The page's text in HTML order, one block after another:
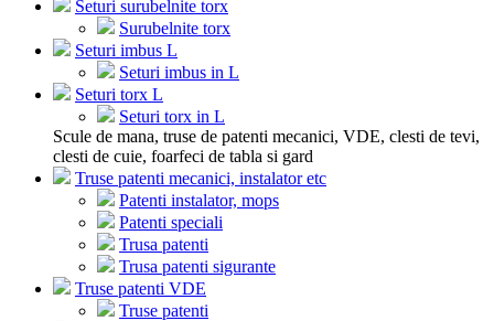
Seturi surubelnite torx
Surubelnite torx
Seturi imbus L
Seturi imbus in L
Seturi torx L
Seturi torx in L
Scule de mana, truse de patenti mecanici, VDE, clesti de tevi,
clesti de cuie, foarfeci de tabla si gard
Truse patenti mecanici, instalator etc
Patenti instalator, mops
Patenti speciali
Trusa patenti
Trusa patenti sigurante
Truse patenti VDE
Truse patenti